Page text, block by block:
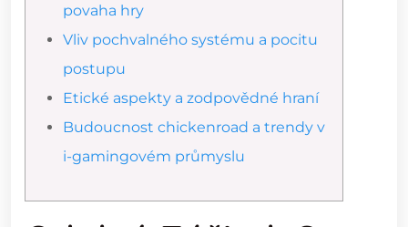
povaha hry
Vliv pochvalného systému a pocitu
postupu
Etické aspekty a zodpovědné hraní
Budoucnost chickenroad a trendy v
i-gamingovém průmyslu